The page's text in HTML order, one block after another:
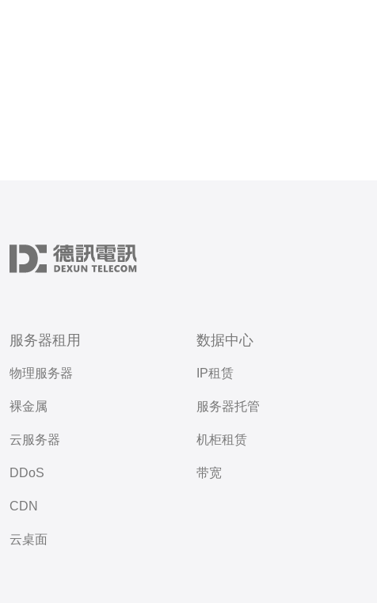
服务器租用
物理服务器
裸金属
云服务器
DDoS
CDN
云桌面
数据中心
IP租赁
服务器托管
机柜租赁
带宽